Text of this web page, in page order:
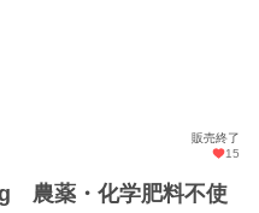
販売終了
15
農薬・化学肥料不使